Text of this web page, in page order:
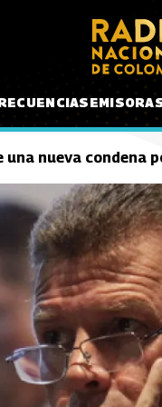
una nueva condena